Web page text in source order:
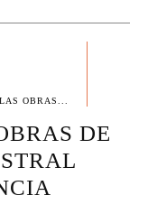
OBRAS...
DE